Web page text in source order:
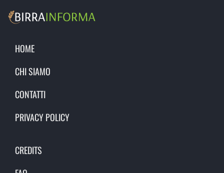
HOME
CHI SIAMO
CONTATTI
PRIVACY POLICY
CREDITS